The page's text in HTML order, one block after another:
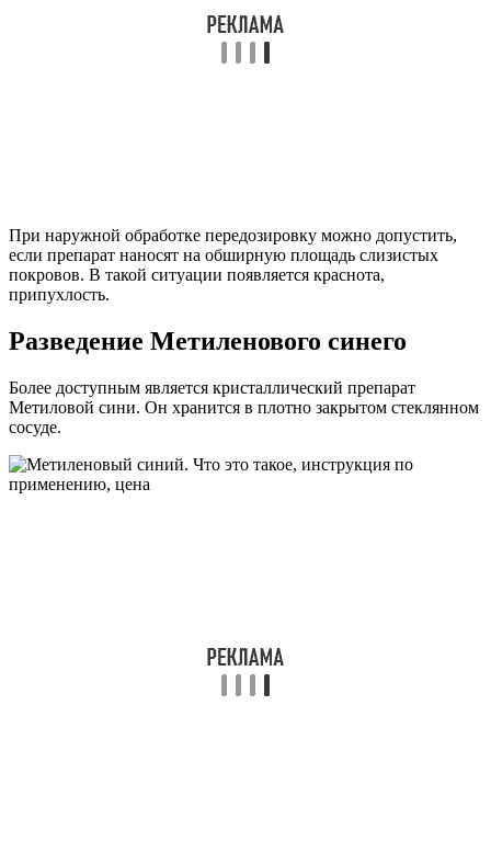
При наружной обработке передозировку можно допустить,
если препарат наносят на обширную площадь слизистых
покровов. В такой ситуации появляется краснота,
припухлость.
Разведение Метиленового синего
Более доступным является кристаллический препарат
Метиловой сини. Он хранится в плотно закрытом стеклянном
сосуде.